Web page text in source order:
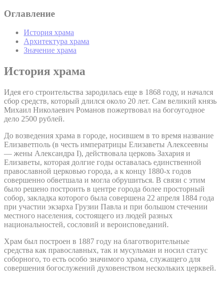
Оглавление
История храма
Архитектура храма
Значение храма
История храма
Идея его строительства зародилась еще в 1868 году, и начался
сбор средств, который длился около 20 лет. Сам великий князь
Михаил Николаевич Романов пожертвовал на богоугодное
дело 2500 рублей.
До возведения храма в городе, носившем в то время название
Елизаветполь (в честь императрицы Елизаветы Алексеевны
— жены Александра I), действовала церковь Захария и
Елизаветы, которая долгие годы оставалась единственной
православной церковью города, а к концу 1880-х годов
совершенно обветшала и могла обрушиться. В связи с этим
было решено построить в центре города более просторный
собор, закладка которого была совершена 22 апреля 1884 года
при участии экзарха Грузии Павла и при большом стечении
местного населения, состоящего из людей разных
национальностей, сословий и вероисповеданий.
Храм был построен в 1887 году на благотворительные
средства как православных, так и мусульман и носил статус
соборного, то есть особо значимого храма, служащего для
совершения богослужений духовенством нескольких церквей.